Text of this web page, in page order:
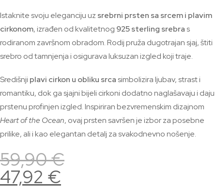
Istaknite svoju eleganciju uz srebrni prsten sa srcem i plavim
cirkonom, izrađen od kvalitetnog 925 sterling srebras
rodiranom završnom obradom. Rodij pruža dugotrajan sjaj, štiti
srebro od tamnjenja i osigurava luksuzan izgled koji traje.
Središnji plavi cirkon u obliku srcasimbolizira ljubav, strast i
romantiku, dok ga sjajni bijeli cirkoni dodatno naglašavaju i daju
prstenu profinjen izgled. Inspiriran bezvremenskim dizajnom
Heart of the Ocean, ovaj prsten savršen je izbor za posebne
prilike, ali i kao elegantan detalj za svakodnevno nošenje.
59,90€
47,92 €